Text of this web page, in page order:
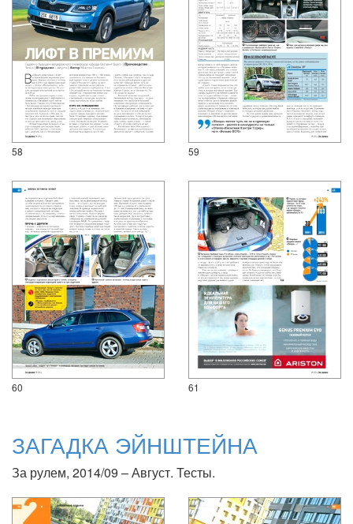
58 59
60 61
ЗАГАДКА ЭЙНШТЕЙНА
За рулем, 2014/09 – Август. Тесты.